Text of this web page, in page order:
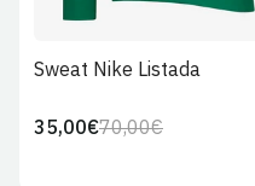
Sweat Nike Listada
Preço
70,00€Preço
35,00€